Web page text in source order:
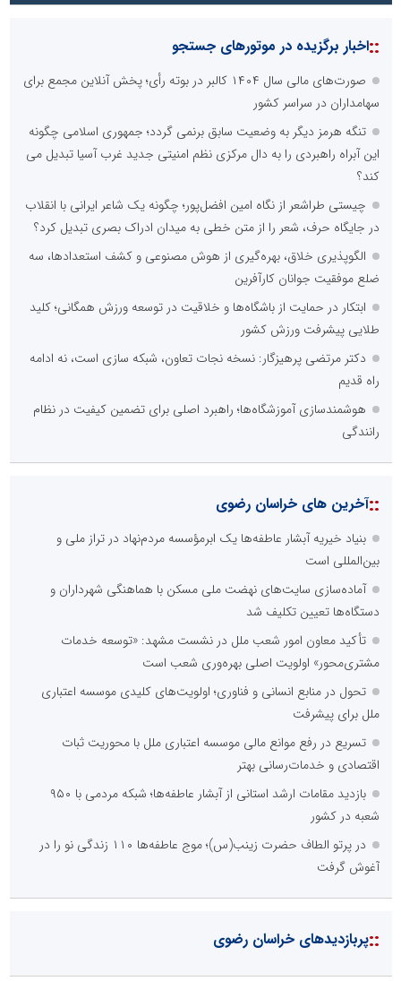
::اخبار برگزیده در موتورهای جستجو
صورت‌های مالی سال ۱۴۰۴ کالبر در بوته رأی؛ پخش آنلاین مجمع برای
سهامداران در سراسر کشور
تنگه هرمز دیگر به وضعیت سابق برنمی گردد؛ جمهوری اسلامی چگونه
این آبراه راهبردی را به دال مرکزی نظم امنیتی جدید غرب آسیا تبدیل می
کند؟
چیستی طراشعر از نگاه امین افضل‌پور؛ چگونه یک شاعر ایرانی با انقلاب
در جایگاه حرف، شعر را از متن خطی به میدان ادراک بصری تبدیل کرد؟
الگوپذیری خلاق، بهره‌گیری از هوش مصنوعی و کشف استعدادها، سه
ضلع موفقیت جوانان کارآفرین
ابتکار در حمایت از باشگاه‌ها و خلاقیت در توسعه ورزش همگانی؛ کلید
طلایی پیشرفت ورزش کشور
دکتر مرتضی پرهیزگار: نسخه نجات تعاون، شبکه سازی است، نه ادامه
راه قدیم
هوشمندسازی آموزشگاه‌ها؛ راهبرد اصلی برای تضمین کیفیت در نظام
رانندگی
::آخرین های خراسان رضوی
بنیاد خیریه آبشار عاطفه‌ها یک ابرمؤسسه مردم‌نهاد در تراز ملی و
بین‌المللی است
آماده‌سازی سایت‌های نهضت ملی مسکن با هماهنگی شهرداران و
دستگاه‌ها تعیین تکلیف شد
تأکید معاون امور شعب ملل در نشست مشهد: «توسعه خدمات
مشتری‌محور» اولویت اصلی بهره‌وری شعب است
تحول در منابع انسانی و فناوری؛ اولویت‌های کلیدی موسسه اعتباری
ملل برای پیشرفت
تسریع در رفع موانع مالی موسسه اعتباری ملل با محوریت ثبات
اقتصادی و خدمات‌رسانی بهتر
بازدید مقامات ارشد استانی از آبشار عاطفه‌ها؛ شبکه‌ مردمی با ۹۵۰
شعبه در کشور
در پرتو الطاف حضرت زینب(س)؛ موج عاطفه‌ها ۱۱۰ زندگی نو را در
آغوش گرفت
::پربازدیدهای خراسان رضوی